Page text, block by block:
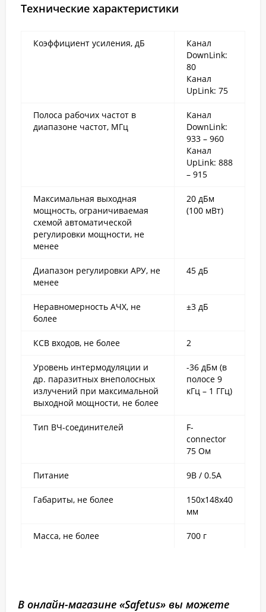
Технические характеристики
Коэффициент усиления, дБ
Канал
DownLink:
80
Канал
UpLink: 75
Полоса рабочих частот в
диапазоне частот, МГц
Канал
DownLink:
933 – 960
Канал
UpLink: 888
– 915
Максимальная выходная
мощность, ограничиваемая
схемой автоматической
регулировки мощности, не
менее
20 дБм
(100 мВт)
Диапазон регулировки АРУ, не
менее
45 дБ
Неравномерность АЧХ, не
более
±3 дБ
КСВ входов, не более 2
Уровень интермодуляции и
др. паразитных внеполосных
излучений при максимальной
выходной мощности, не более
-36 дБм (в
полосе 9
кГц – 1 ГГц)
Тип ВЧ-соединителей
F-
connector
75 Ом
Питание 9В / 0.5А
Габариты, не более
150x148x40
мм
Масса, не более 700 г
В онлайн-магазине «Safetus» вы можете